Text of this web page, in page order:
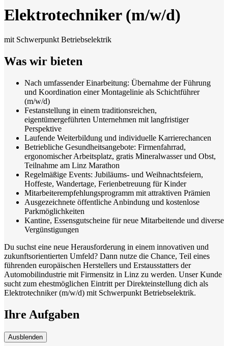
Elektrotechniker (m/w/d)
mit Schwerpunkt Betriebselektrik
Was wir bieten
Nach umfassender Einarbeitung: Übernahme der Führung
und Koordination einer Montagelinie als Schichtführer
(m/w/d)
Festanstellung in einem traditionsreichen,
eigentümergeführten Unternehmen mit langfristiger
Perspektive
Laufende Weiterbildung und individuelle Karrierechancen
Betriebliche Gesundheitsangebote: Firmenfahrrad,
ergonomischer Arbeitsplatz, gratis Mineralwasser und Obst,
Teilnahme am Linz Marathon
Regelmäßige Events: Jubiläums- und Weihnachtsfeiern,
Hoffeste, Wandertage, Ferienbetreuung für Kinder
Mitarbeiterempfehlungsprogramm mit attraktiven Prämien
Ausgezeichnete öffentliche Anbindung und kostenlose
Parkmöglichkeiten
Kantine, Essensgutscheine für neue Mitarbeitende und diverse
Vergünstigungen
Du suchst eine neue Herausforderung in einem innovativen und
zukunftsorientierten Umfeld? Dann nutze die Chance, Teil eines
führenden europäischen Herstellers und Erstausstatters der
Automobilindustrie mit Firmensitz in Linz zu werden. Unser Kunde
sucht zum ehestmöglichen Eintritt per Direkteinstellung dich als
Elektrotechniker (m/w/d) mit Schwerpunkt Betriebselektrik.
Ihre Aufgaben
Ausblenden